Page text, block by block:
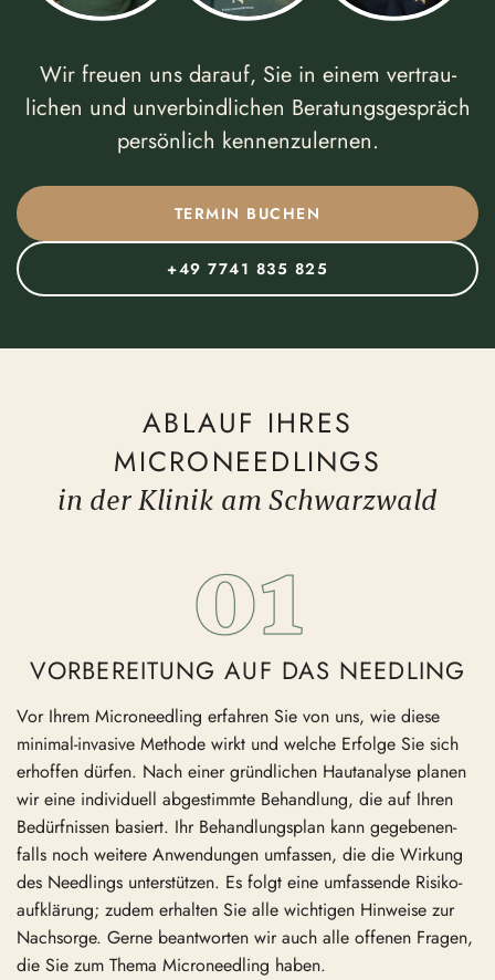
Wir freuen uns darauf, Sie in einem vertrau­
lichen und unver­bind­lichen Beratungs­ge­spräch
persönlich kennen­zu­lernen.
TERMIN BUCHEN
+49 7741 835 825
ABLAUF IHRES
MICRONEEDLINGS
in der Klinik am Schwarzwald
VORBEREITUNG AUF DAS NEEDLING
Vor Ihrem Micro­needling erfahren Sie von uns, wie diese
minimal-invasive Methode wirkt und welche Erfolge Sie sich
erhoffen dürfen. Nach einer gründ­lichen Hautanalyse planen
wir eine indivi­duell abgestimmte Behandlung, die auf Ihren
Bedürf­nissen basiert. Ihr Behand­lungsplan kann gegebe­nen­
falls noch weitere Anwen­dungen umfassen, die die Wirkung
des Needlings unter­stützen. Es folgt eine umfas­sende Risiko­
auf­klärung; zudem erhalten Sie alle wichtigen Hinweise zur
Nachsorge. Gerne beant­worten wir auch alle offenen Fragen,
die Sie zum Thema Micro­needling haben.